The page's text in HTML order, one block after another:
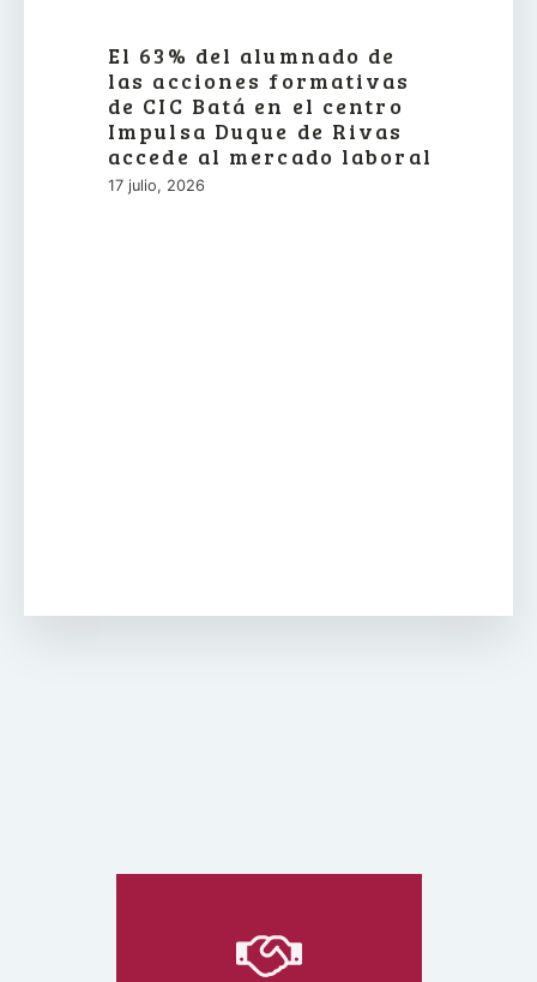
El 63% del alumnado de
las acciones formativas
de CIC Batá en el centro
Impulsa Duque de Rivas
accede al mercado laboral
17 julio, 2026